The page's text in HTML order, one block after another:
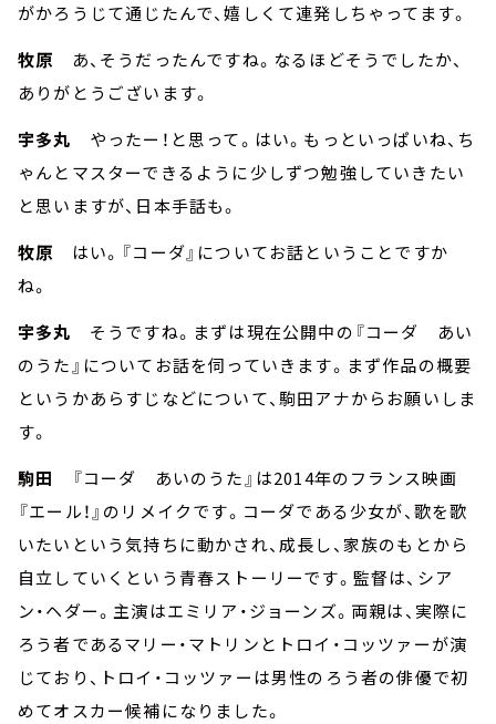
がかろうじて通じたんで、嬉しくて連発しちゃってます。
牧原 あ、そうだったんですね。なるほどそうでしたか、
ありがとうございます。
宇多丸 やったー！と思って。はい。もっといっぱいね、ち
ゃんとマスターできるように少しずつ勉強していきたい
と思いますが、日本手話も。
牧原 はい。『コーダ』についてお話ということですか
ね。
宇多丸 そうですね。まずは現在公開中の『コーダ あい
のうた』についてお話を伺っていきます。まず作品の概要
というかあらすじなどについて、駒田アナからお願いしま
す。
駒田
『コーダ あいのうた』は2014年のフランス映画
『エール！』のリメイクです。コーダである少女が、歌を歌
いたいという気持ちに動かされ、成長し、家族のもとから
自立していくという青春ストーリーです。監督は、シア
ン・ヘダー。主演はエミリア・ジョーンズ。両親は、実際に
ろう者であるマリー・マトリンとトロイ・コッツァーが演
じており、トロイ・コッツァーは男性のろう者の俳優で初
めてオスカー候補になりました。